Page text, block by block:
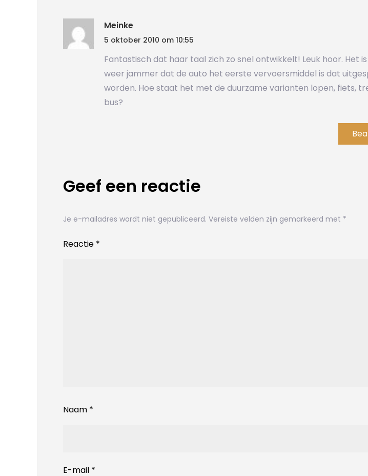
Meinke
5 oktober 2010 om 10:55
Fantastisch dat haar taal zich zo snel ontwikkelt! Leuk hoor. Het
weer jammer dat de auto het eerste vervoersmiddel is dat
worden. Hoe staat het met de duurzame varianten lopen, fiets,
bus?
Geef een reactie
Je e-mailadres wordt niet gepubliceerd. Vereiste velden zijn gemarkeerd met *
Reactie *
Naam *
E-mail *